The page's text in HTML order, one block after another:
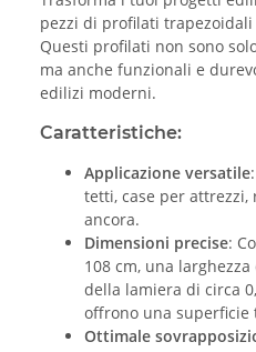
pezzi di profilati
Questi profilati non sono
ma anche funzionali e
edilizi moderni.
Caratteristiche:
Applicazione versatile
tetti, case per
ancora.
Dimensioni precise:
108 cm, una
della lamiera di circa
offrono una superficie
Ottimale